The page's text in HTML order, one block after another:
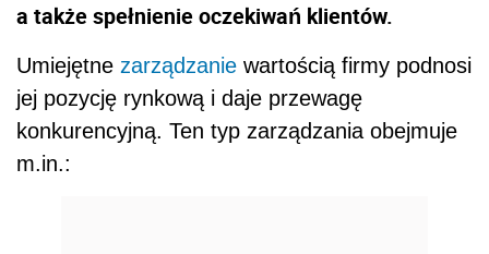
a także spełnienie oczekiwań klientów.
Umiejętne zarządzanie wartością firmy podnosi
jej pozycję rynkową i daje przewagę
konkurencyjną. Ten typ zarządzania obejmuje
m.in.: